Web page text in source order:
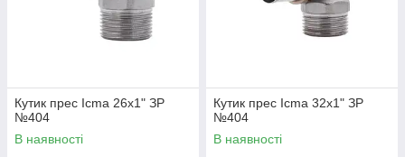
Кутик прес Icma 26х1" ЗР
№404
В наявності
Кутик прес Icma 32х1" ЗР
№404
В наявності